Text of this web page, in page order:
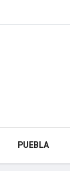
PUEBLA